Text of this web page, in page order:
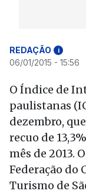
REDAÇÃO i
06/01/2015 - 15:56
O Índice de
paulistanas
dezembro,
recuo de
mês de 2013.
Federação do
Turismo de